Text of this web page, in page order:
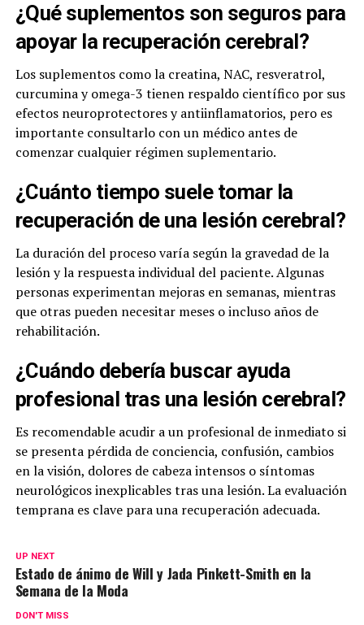
¿Qué suplementos son seguros para
apoyar la recuperación cerebral?
Los suplementos como la creatina, NAC, resveratrol,
curcumina y omega-3 tienen respaldo científico por sus
efectos neuroprotectores y antiinflamatorios, pero es
importante consultarlo con un médico antes de
comenzar cualquier régimen suplementario.
¿Cuánto tiempo suele tomar la
recuperación de una lesión cerebral?
La duración del proceso varía según la gravedad de la
lesión y la respuesta individual del paciente. Algunas
personas experimentan mejoras en semanas, mientras
que otras pueden necesitar meses o incluso años de
rehabilitación.
¿Cuándo debería buscar ayuda
profesional tras una lesión cerebral?
Es recomendable acudir a un profesional de inmediato si
se presenta pérdida de conciencia, confusión, cambios
en la visión, dolores de cabeza intensos o síntomas
neurológicos inexplicables tras una lesión. La evaluación
temprana es clave para una recuperación adecuada.
UP NEXT
Estado de ánimo de Will y Jada Pinkett-Smith en la
Semana de la Moda
DON'T MISS